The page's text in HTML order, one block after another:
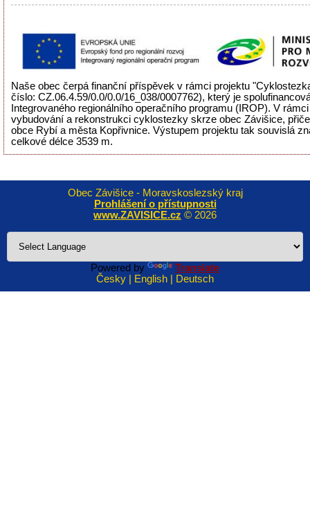
Naše obec čerpá finanční příspěvek v rámci projektu
číslo: CZ.06.4.59/0.0/0.0/16_038/0007762), který je
Integrovaného regionálního operačního programu (IROP). V
vybudování a rekonstrukci cyklostezky skrze obec Závišice,
obce Rybí a města Kopřivnice. Výstupem projektu tak souvislá
celkové délce 3539 m.
Obec Závišice - Moravskoslezský kraj
Prohlášení o přístupnosti
www.ZAVISICE.cz © 2026
Powered by
Translate
Česky | English | Deutsch